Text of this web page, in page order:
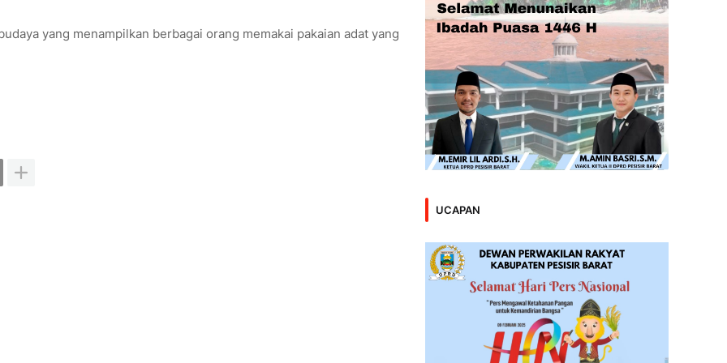
yang menampilkan berbagai orang memakai pakaian adat yang
UCAPAN